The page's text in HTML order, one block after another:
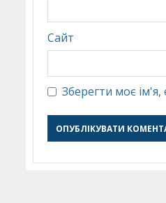
Сайт
Зберегти моє